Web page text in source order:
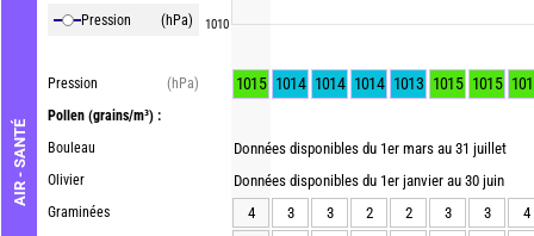
AIR - SANTÉ
Pression (hPa)
Pression
(hPa)
Pollen (grains/m³) :
Bouleau
Olivier
Graminées
1010
1015 1014 1014 1014 1013 1015 1015
Données disponibles du 1er mars au 31 juillet
Données disponibles du 1er janvier au 30 juin
4
3 3 2 2 3 3
4